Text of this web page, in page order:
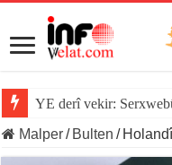
YE derî vekir:
Malper/ Bulten /